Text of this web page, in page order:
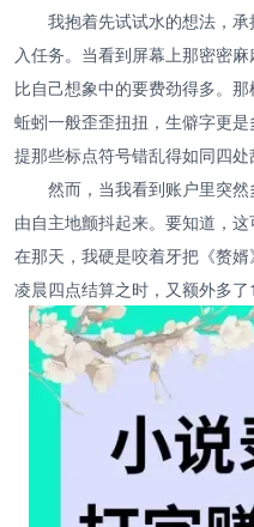
我抱着先试试水的想法，
入任务。当看到屏幕上那密密
比自己想象中的要费劲得多。
蚯蚓一般歪歪扭扭，生僻字更
提那些标点符号错乱得如同四处
然而，当我看到账户里突
由自主地颤抖起来。要知道，
在那天，我硬是咬着牙把《赘
凌晨四点结算之时，又额外多了